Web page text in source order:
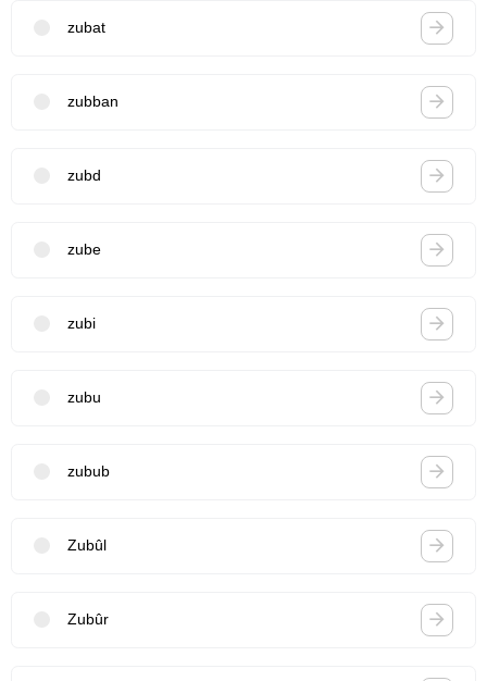
zubat
zubban
zubd
zube
zubi
zubu
zubub
Zubûl
Zubûr